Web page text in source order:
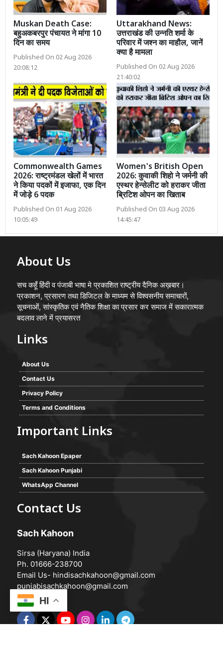
Muskan Death Case:
बहुअकबरपुर पंचायत ने मांगा 10
दिन का समय
Published On 02 Aug 2026
20:08:12
Uttarakhand News:
उत्तराखंड की उन्नति शर्मा के
परिवार में जश्न का माहौल, जानें
क्या है मामला
Published On 02 Aug 2026
21:40:02
Commonwealth Games
2026: राष्ट्रमंडल खेलों में भारत
ने किया पदकों में इजाफा, एक दिन
में जोड़े 6 पदक
Published On 01 Aug 2026
10:05:49
Women's British Open
2026: कुवाकी शिहो ने जर्मनी की
एस्थर हेन्सेलीट को हराकर जीता
ब्रिटिश ओपन का खिताब
Published On 03 Aug 2026
14:45:47
About Us
सच कहूँ हिंदी व पंजाबी भाषा मे प्रकाशित राष्ट्रीय दैनिक अख़बार।
प्रकाशन, प्रसारण तथा डिजिटल के माध्यम से विश्वसनीय समाचारों,
सूचनाओं, सांस्कृतिक एवं नैतिक शिक्षा का प्रसार कर समाज में सकारात्मक
बदलाव लाने में प्रयासरत
Links
About Us
Contact Us
Privacy Policy
Terms and Conditions
Important Links
Sach Kahoon Epaper
Sach Kahoon Punjabi
WhatsApp Channel
Contact Us
Sach Kahoon
Sirsa (Haryana) India
Ph. 01666-238700
Email Us- hindisachkahoon@gmail.com
punjabisachkahoon@gmail.com
HI